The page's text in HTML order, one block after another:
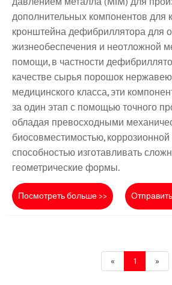
дополнительных компонентов для
кронштейна дефибриллятора для
жизнеобеспечения и неотложной
помощи, в частности
качестве сырья порошок
медицинского класса, эти
за один этап с помощью точного
обладая превосходными
биосовместимостью, коррозионной
способностью изготавливать
геометрические формы.
Посмотреть больше >>
« 1 »